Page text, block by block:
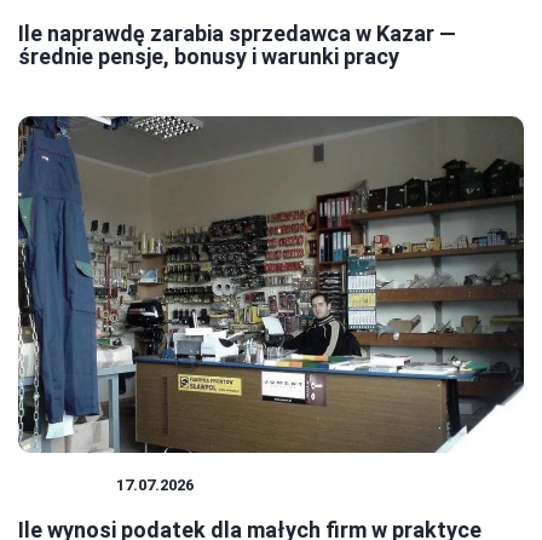
Ile naprawdę zarabia sprzedawca w Kazar —
średnie pensje, bonusy i warunki pracy
17.07.2026
Ile wynosi podatek dla małych firm w praktyce